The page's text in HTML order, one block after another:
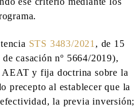
STS 3483/2021, de 15
casación nº 5664/2019),
y fija doctrina sobre la
precepto al establecer que la
la previa inversión;